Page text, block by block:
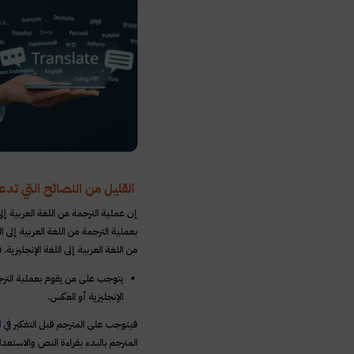
القليل من النصائح التي
إن عملية الترجمة من اللغة العربية
بعملية الترجمة من اللغة العربية
من اللغة العربية إلى اللغة
يتوجب على من يقوم بعملية
الإنجليزية أو العكس.
فيتوجب على المترجم قبل التفكير في
المترجم بالبدء بقراءة النص